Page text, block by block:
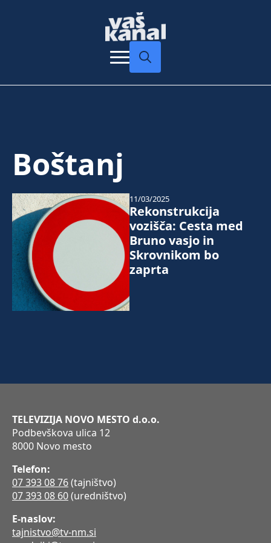
Boštanj
Rekonstrukcija
vozišča: Cesta med
Bruno vasjo in
Skrovnikom bo
zaprta
11/03/2025
TELEVIZIJA NOVO MESTO d.o.o.
Podbevškova ulica 12
8000 Novo mesto
Telefon:
07 393 08 76(tajništvo)
07 393 08 60(uredništvo)
E-naslov:
tajnistvo@tv-nm.si